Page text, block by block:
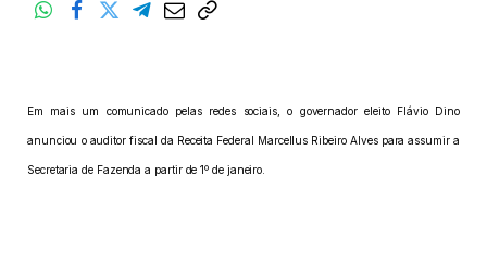
Em mais um comunicado pelas redes sociais, o governador eleito Flávio Dino
anunciou o auditor fiscal da Receita Federal Marcellus Ribeiro Alves para assumir a
Secretaria de Fazenda a partir de 1º de janeiro.